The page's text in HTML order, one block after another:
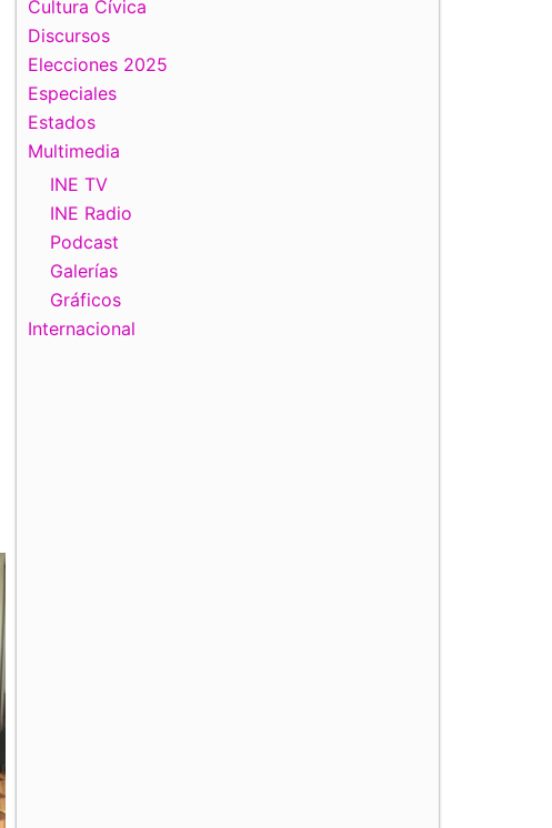
Cultura Cívica
Discursos
Elecciones 2025
Especiales
Estados
Multimedia
INE TV
INE Radio
Podcast
Galerías
Gráficos
Internacional